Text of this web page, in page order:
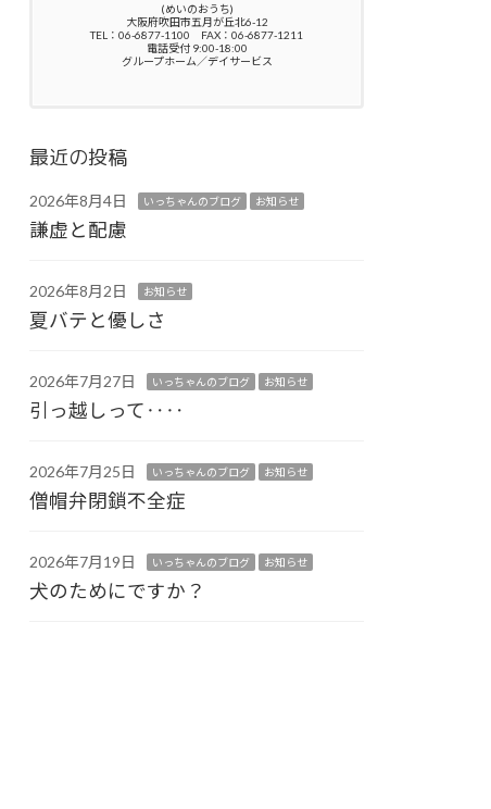
(めいのおうち)
大阪府吹田市五月が丘北6-12
TEL：06-6877-1100 FAX：06-6877-1211
電話受付 9:00-18:00
グループホーム／デイサービス
最近の投稿
2026年8月4日 いっちゃんのブログ お知らせ
謙虚と配慮
2026年8月2日 お知らせ
夏バテと優しさ
2026年7月27日 いっちゃんのブログ お知らせ
引っ越しって‥‥
2026年7月25日 いっちゃんのブログ お知らせ
僧帽弁閉鎖不全症
2026年7月19日 いっちゃんのブログ お知らせ
犬のためにですか？